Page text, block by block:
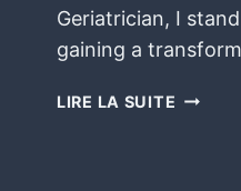
Geriatrician, I
gaining a
LIRE LA SUITE